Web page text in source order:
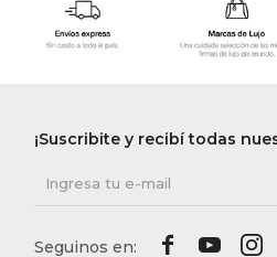
¡Suscribite y recibí todas
  